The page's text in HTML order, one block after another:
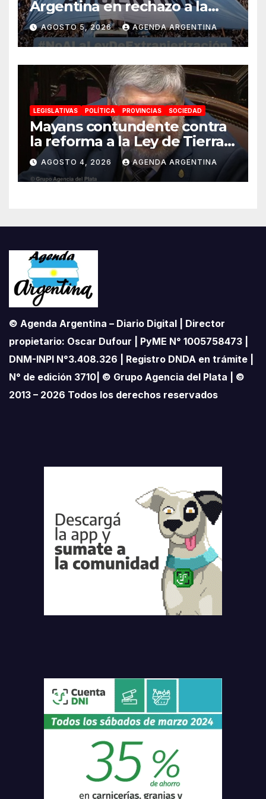
Argentina en rechazo a la
reforma de la Ley de Tierras
impulsada por Milei: «La
soberanía no se negocia»
AGOSTO 5, 2026 AGENDA ARGENTINA
LEGISLATIVAS POLÍTICA PROVINCIAS SOCIEDAD
Mayans contundente contra
la reforma a la Ley de Tierras:
«Esta ley vende el país»
AGOSTO 4, 2026 AGENDA ARGENTINA
© Agenda Argentina – Diario Digital | Director
propietario: Oscar Dufour | PyME N° 1005758473 |
DNM-INPI N°3.408.326 | Registro DNDA en trámite |
N° de edición 3710| © Grupo Agencia del Plata | ©
2013 – 2026 Todos los derechos reservados